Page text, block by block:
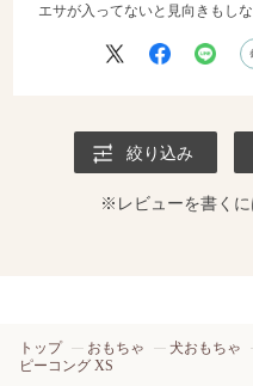
エサが入ってないと見向きもし
絞り込み
※レビューを書くに
トップ おもちゃ 犬おもちゃ
ピーコング XS